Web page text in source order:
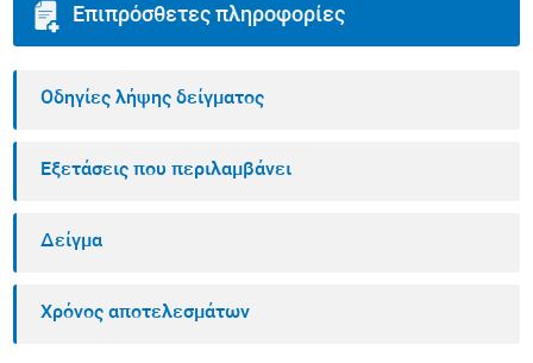
Επιπρόσθετες πληροφορίες
Οδηγίες λήψης δείγματος
Εξετάσεις που περιλαμβάνει
Δείγμα
Χρόνος αποτελεσμάτων